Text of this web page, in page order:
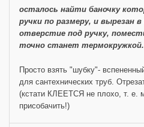
осталось найти баночку
ручки по размеру, и вырезан
отверстие под ручку,
точно станет термокружкой.
Просто взять "шубку"-
для сантехнических труб.
(кстати КЛЕЕТСЯ не плохо, т. е.
присобачить!)